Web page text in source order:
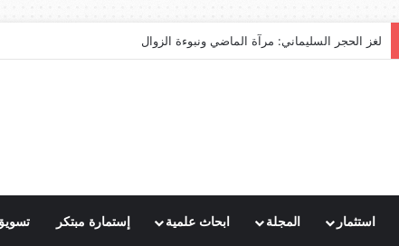
لغز الحجر السليماني: مرآة الماضي ونبوءة الزوال
استثمار المجلة ابحاث علمية إستمارة مبتكر